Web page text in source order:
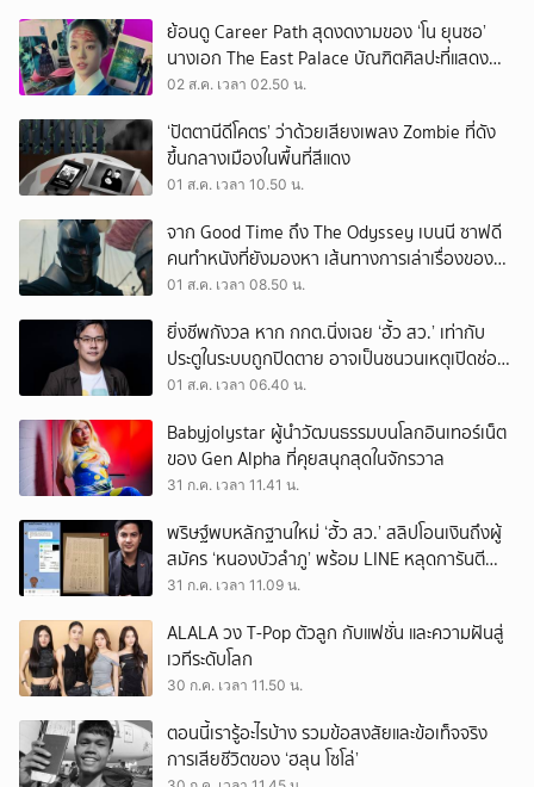
ย้อนดู Career Path สุดงดงามของ ‘โน ยุนซอ’
นางเอก The East Palace บัณฑิตศิลปะที่แสดง
เรื่องไหนก็ปัง
02 ส.ค. เวลา 02.50 น.
‘ปัตตานีดีโคตร’ ว่าด้วยเสียงเพลง Zombie ที่ดัง
ขึ้นกลางเมืองในพื้นที่สีแดง
01 ส.ค. เวลา 10.50 น.
จาก Good Time ถึง The Odyssey เบนนี ซาฟดี
คนทำหนังที่ยังมองหา เส้นทางการเล่าเรื่องของตัว
เอง
01 ส.ค. เวลา 08.50 น.
ยิ่งชีพกังวล หาก กกต.นิ่งเฉย ‘ฮั้ว สว.’ เท่ากับ
ประตูในระบบถูกปิดตาย อาจเป็นชนวนเหตุเปิดช่อง
‘ลงถนน’
01 ส.ค. เวลา 06.40 น.
Babyjolystar ผู้นำวัฒนธรรมบนโลกอินเทอร์เน็ต
ของ Gen Alpha ที่คุยสนุกสุดในจักรวาล
31 ก.ค. เวลา 11.41 น.
พริษฐ์พบหลักฐานใหม่ ‘ฮั้ว สว.’ สลิปโอนเงินถึงผู้
สมัคร ‘หนองบัวลำภู’ พร้อม LINE หลุดการันตี
ตำแหน่ง
31 ก.ค. เวลา 11.09 น.
ALALA วง T-Pop ตัวลูก กับแฟชั่น และความฝันสู่
เวทีระดับโลก
30 ก.ค. เวลา 11.50 น.
ตอนนี้เรารู้อะไรบ้าง รวมข้อสงสัยและข้อเท็จจริง
การเสียชีวิตของ ‘ฮลุน โซโล่’